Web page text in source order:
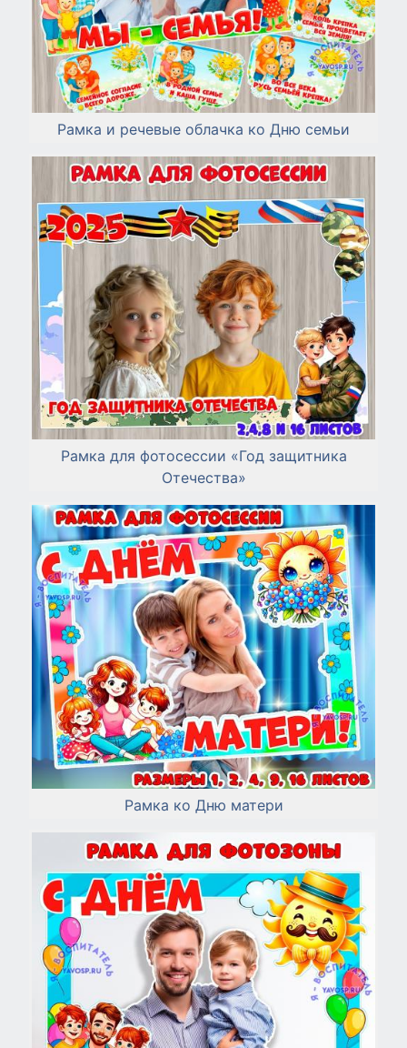
Рамка и речевые облачка ко Дню семьи
Рамка для фотосессии «Год защитника
Отечества»
Рамка ко Дню матери